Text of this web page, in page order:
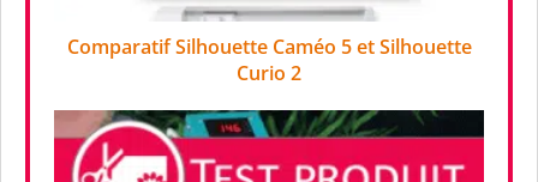
Comparatif Silhouette Caméo 5 et Silhouette
Curio 2